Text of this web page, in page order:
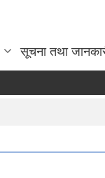
सूचना तथा